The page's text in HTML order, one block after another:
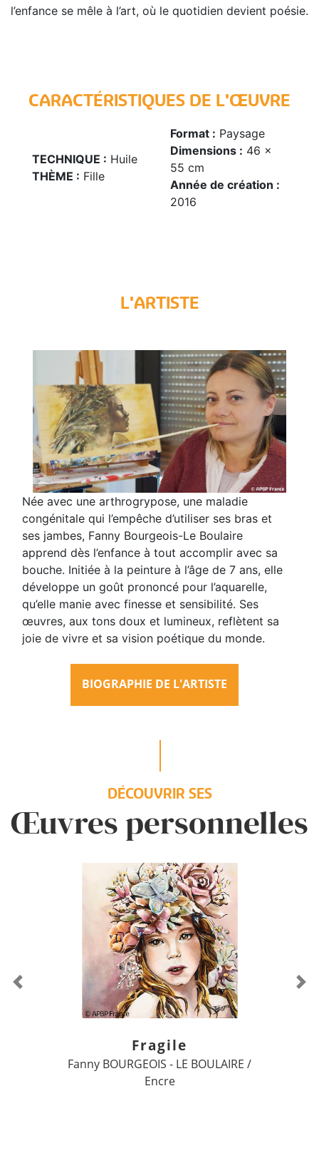
l’enfance se mêle à l’art, où le quotidien devient poésie.
CARACTÉRISTIQUES DE L'ŒUVRE
TECHNIQUE : Huile
THÈME : Fille
Format : Paysage
Dimensions : 46 x
55 cm
Année de création :
2016
L'ARTISTE
Née avec une arthrogrypose, une maladie
congénitale qui l’empêche d’utiliser ses bras et
ses jambes, Fanny Bourgeois-Le Boulaire
apprend dès l’enfance à tout accomplir avec sa
bouche. Initiée à la peinture à l’âge de 7 ans, elle
développe un goût prononcé pour l’aquarelle,
qu’elle manie avec finesse et sensibilité. Ses
œuvres, aux tons doux et lumineux, reflètent sa
joie de vivre et sa vision poétique du monde.
BIOGRAPHIE DE L'ARTISTE
DÉCOUVRIR SES
Œuvres personnelles
Fragile
Fanny BOURGEOIS - LE BOULAIRE /
Encre
Previous